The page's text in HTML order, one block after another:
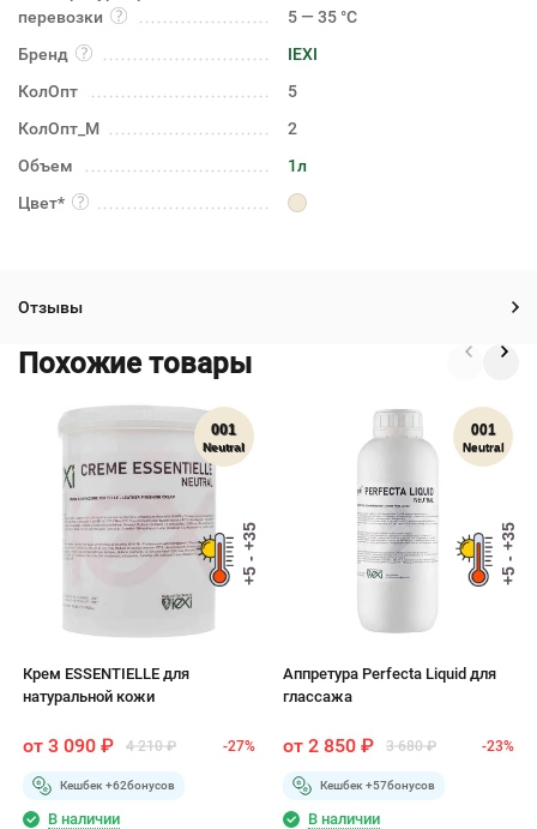
перевозки
5 — 35 °C
Бренд
IEXI
КолОпт
5
КолОпт_М
2
Объем
1л
Цвет*
Отзывы
Похожие товары
+5 - +35
001
Neutral
Крем ESSENTIELLE для
натуральной кожи
от 3 090 ₽ 4 210 ₽ -27%
Кешбек +62бонусов
В наличии
+5 - +35
001
Neutral
Аппретура Perfecta Liquid для
глассажа
от 2 850 ₽ 3 680 ₽ -23%
Кешбек +57бонусов
В наличии